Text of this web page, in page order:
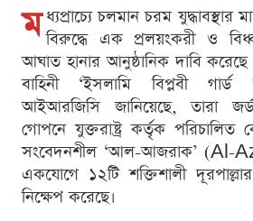
ম ধ্যপ্রাচ্যে চলমান চরম যুদ্ধাবস্থার
বিরুদ্ধে এক প্রলয়ংকরী ও
আঘাত হানার আনুষ্ঠানিক দাবি করেছে
বাহিনী ‘ইসলামি বিপ্লবী
আইআরজিসি জানিয়েছে, তারা
গোপনে যুক্তরাষ্ট্র কর্তৃক
সংবেদনশীল ‘আল-আজরাক’ (Al-
একযোগে ১২টি শক্তিশালী দূরপাল্লার
নিক্ষেপ করেছে।